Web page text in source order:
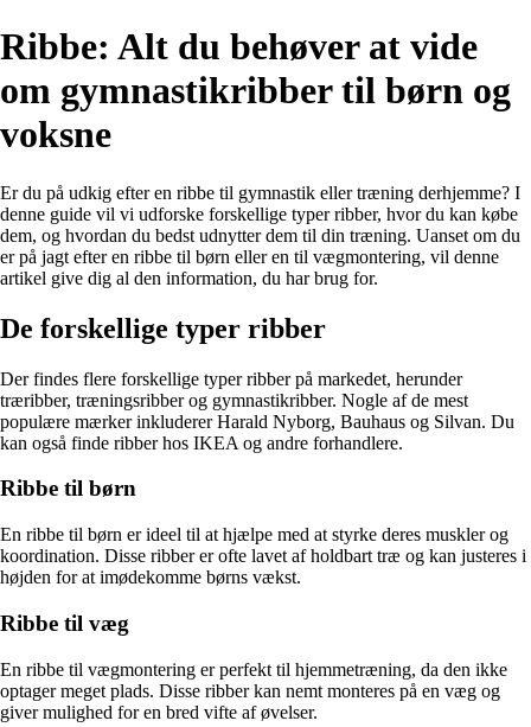
Ribbe: Alt du behøver at vide
om gymnastikribber til børn og
voksne
Er du på udkig efter en ribbe til gymnastik eller træning derhjemme? I
denne guide vil vi udforske forskellige typer ribber, hvor du kan købe
dem, og hvordan du bedst udnytter dem til din træning. Uanset om du
er på jagt efter en ribbe til børn eller en til vægmontering, vil denne
artikel give dig al den information, du har brug for.
De forskellige typer ribber
Der findes flere forskellige typer ribber på markedet, herunder
træribber, træningsribber og gymnastikribber. Nogle af de mest
populære mærker inkluderer Harald Nyborg, Bauhaus og Silvan. Du
kan også finde ribber hos IKEA og andre forhandlere.
Ribbe til børn
En ribbe til børn er ideel til at hjælpe med at styrke deres muskler og
koordination. Disse ribber er ofte lavet af holdbart træ og kan justeres i
højden for at imødekomme børns vækst.
Ribbe til væg
En ribbe til vægmontering er perfekt til hjemmetræning, da den ikke
optager meget plads. Disse ribber kan nemt monteres på en væg og
giver mulighed for en bred vifte af øvelser.